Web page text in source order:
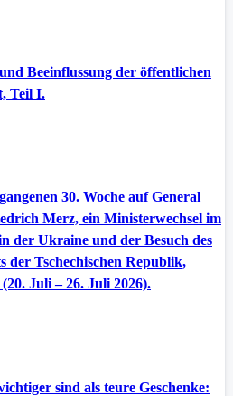
Beeinflussung der öffentlichen
Teil I.
30. Woche auf General
Merz, ein Ministerwechsel im
der Ukraine und der Besuch des
der Tschechischen Republik,
Juli – 26. Juli 2026).
sind als teure Geschenke: